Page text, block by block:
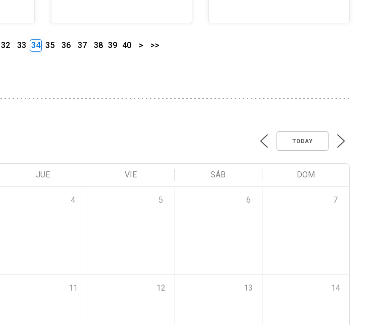
32 33 34 35 36 37 38 39 40 > >>
TODAY
JUE VIE SÁB DOM
4 5 6 7
11 12 13 14